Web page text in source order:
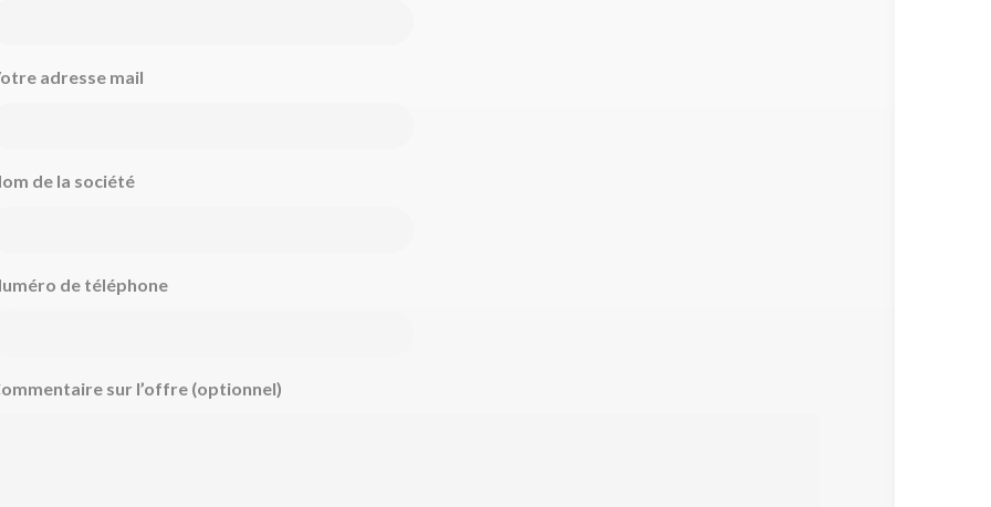
adresse mail
de la société
de téléphone
sur l’offre (optionnel)